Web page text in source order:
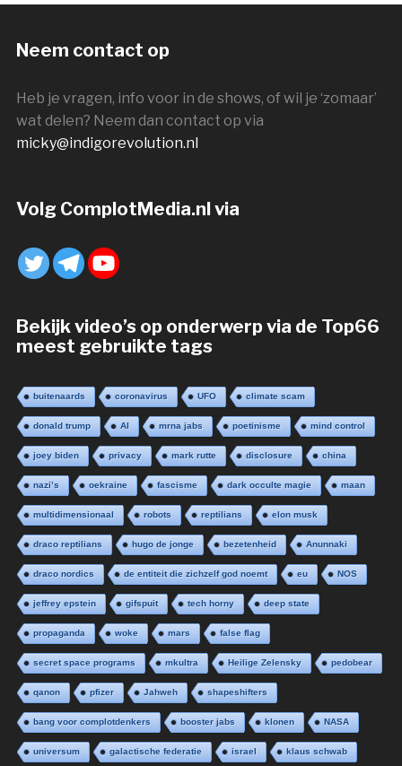
Neem contact op
Heb je vragen, info voor in de shows, of wil je ‘zomaar’
wat delen? Neem dan contact op via
micky@indigorevolution.nl
Volg ComplotMedia.nl via
Bekijk video’s op onderwerp via de Top66
meest gebruikte tags
buitenaards coronavirus UFO climate scam
donald trump AI mrna jabs poetinisme mind control
joey biden privacy mark rutte disclosure china
nazi’s oekraine fascisme dark occulte magie maan
multidimensionaal robots reptilians elon musk
draco reptilians hugo de jonge bezetenheid Anunnaki
draco nordics de entiteit die zichzelf god noemt eu NOS
jeffrey epstein gifspuit tech horny deep state
propaganda woke mars false flag
secret space programs mkultra Heilige Zelensky pedobear
qanon pfizer Jahweh shapeshifters
bang voor complotdenkers booster jabs klonen NASA
universum galactische federatie israel klaus schwab